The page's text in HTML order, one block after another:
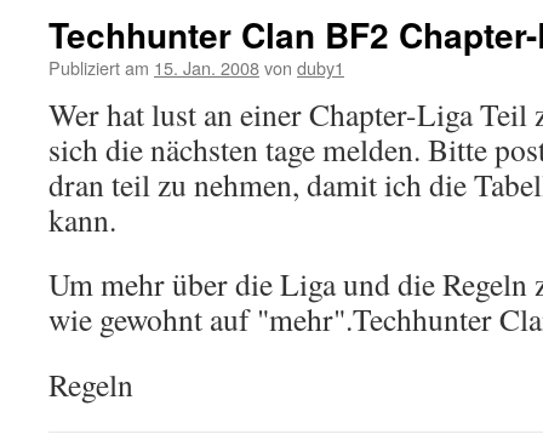
Techhunter Clan BF2
Publiziert am 15. Jan. 2008von duby1
Wer hat lust an einer Chapter-Liga Teil
sich die nächsten tage melden. Bitte
dran teil zu nehmen, damit ich die
kann.
Um mehr über die Liga und die
wie gewohnt auf "mehr".Techhunter
Regeln